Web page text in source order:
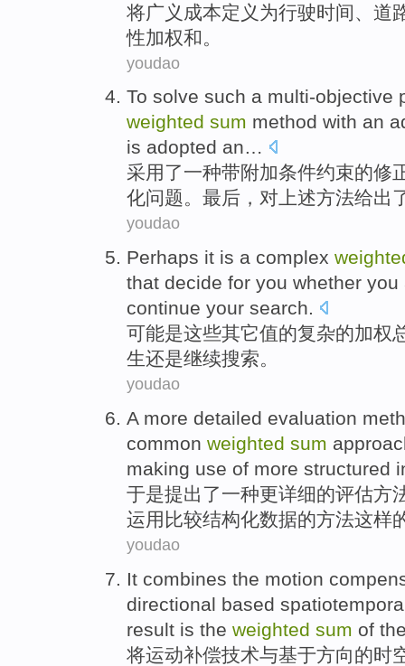
将广义 成本定义 为行驶时间
道
性加权和。
youdao
To solve such a multi-objective
weighted sum method with an
is adopted an…
采用了一种带附加条件约束的修
化问题。最后，对上述方法给出
youdao
Perhaps it is a complex
that decide for you whether you
continue your search.
可能是这些其它值的复杂的加权
生还是继续搜索。
youdao
A more detailed evaluation
common weighted sum
making use of more structured
于是提出了一种更详细的评估方
运用 比较结构化数据的方法这样
youdao
It combines the motion
directional based
result is the weighted sum of
将运动补偿技术与基于方向的时